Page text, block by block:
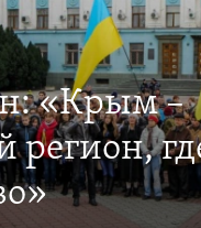
«Крым –
регион,